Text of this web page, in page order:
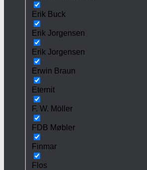
Erik Buck
Erik Jorgensen
Erik Jorgensen
Erwin Braun
Eternit
F. W. Möller
FDB Møbler
Finmar
Flos